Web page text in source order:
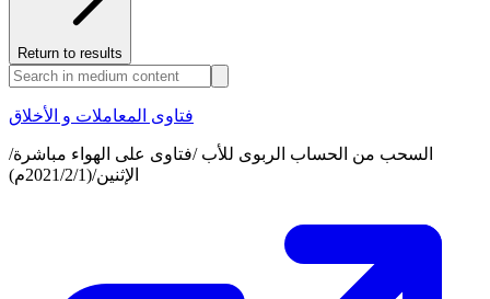
Return to results
فتاوى المعاملات و الأخلاق
السحب من الحساب الربوى للأب /فتاوى على الهواء مباشرة/
الإثنين/(2021/2/1م)